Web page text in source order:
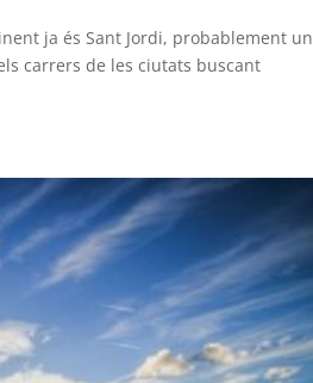
ja és Sant Jordi, probablement un
carrers de les ciutats buscant